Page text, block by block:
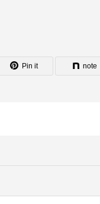
Pin it note